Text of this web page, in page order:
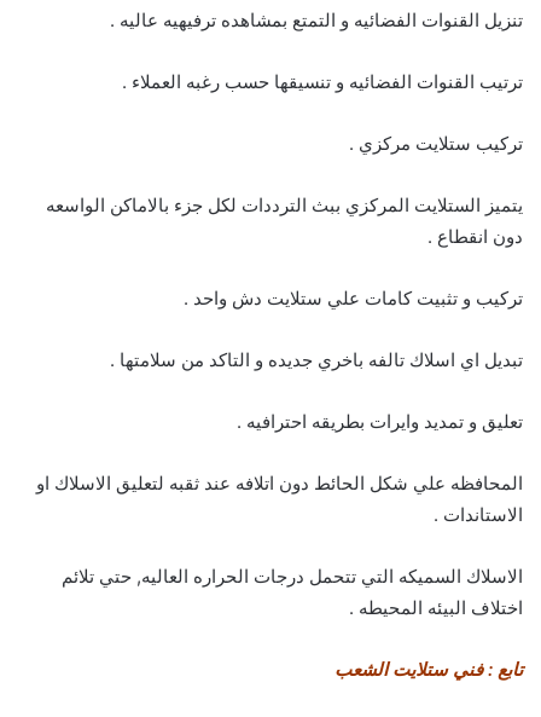
تنزيل القنوات الفضائيه و التمتع بمشاهده ترفيهيه عاليه .
ترتيب القنوات الفضائيه و تنسيقها حسب رغبه العملاء .
تركيب ستلايت مركزي .
يتميز الستلايت المركزي ببث الترددات لكل جزء بالاماكن الواسعه
دون انقطاع .
تركيب و تثبيت كامات علي ستلايت دش واحد .
تبديل اي اسلاك تالفه باخري جديده و التاكد من سلامتها .
تعليق و تمديد وايرات بطريقه احترافيه .
المحافظه علي شكل الحائط دون اتلافه عند ثقبه لتعليق الاسلاك او
الاستاندات .
الاسلاك السميكه التي تتحمل درجات الحراره العاليه, حتي تلائم
اختلاف البيئه المحيطه .
تابع : فني ستلايت الشعب